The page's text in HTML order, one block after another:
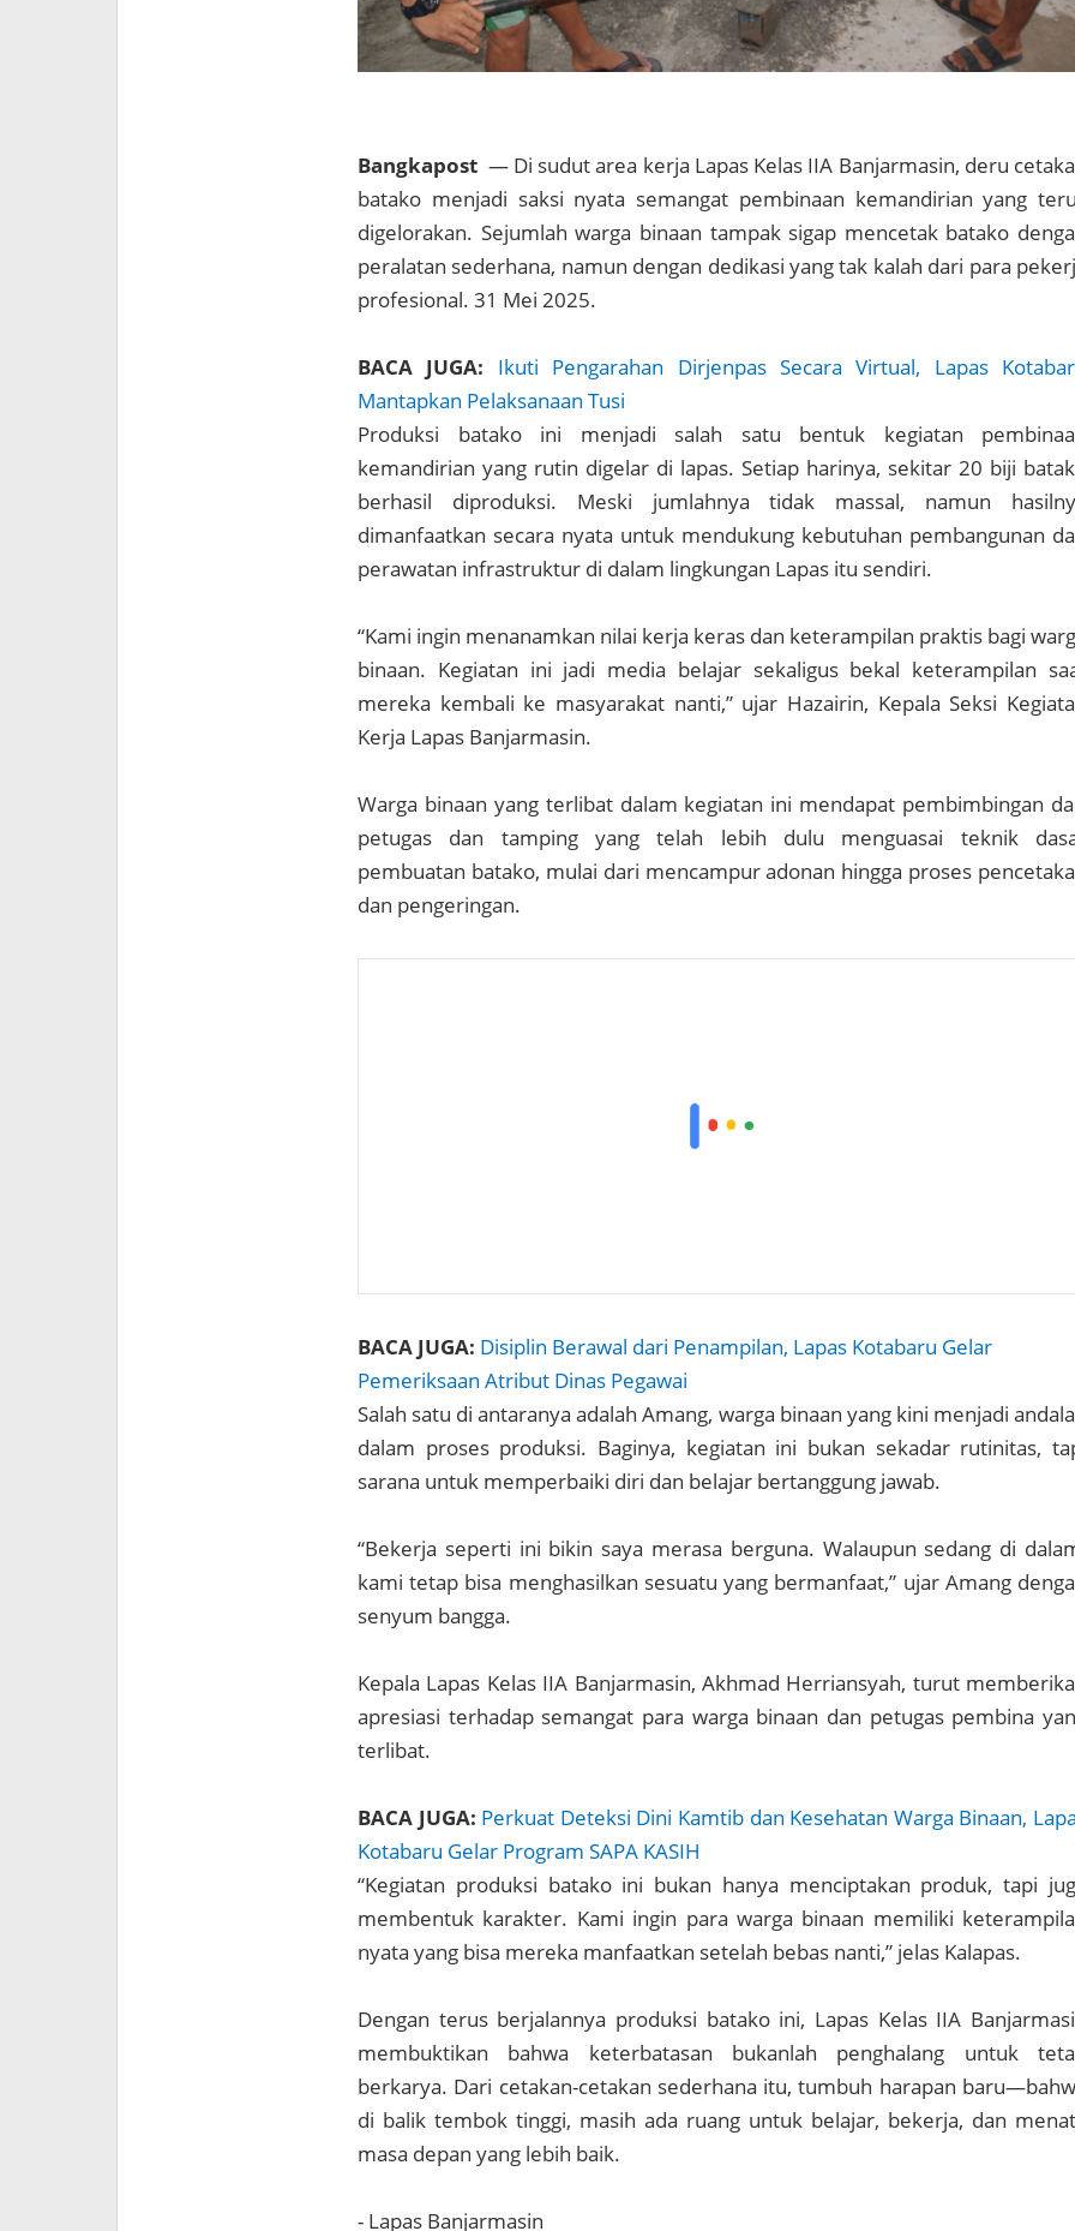
Bangkapost — Di sudut area kerja Lapas Kelas IIA Banjarmasin, deru
batako menjadi saksi nyata semangat pembinaan kemandirian yang
digelorakan. Sejumlah warga binaan tampak sigap mencetak batako
peralatan sederhana, namun dengan dedikasi yang tak kalah dari para
profesional. 31 Mei 2025.
BACA JUGA:
Ikuti Pengarahan Dirjenpas Secara Virtual, Lapas
Mantapkan Pelaksanaan Tusi
Produksi batako ini menjadi salah satu bentuk kegiatan
kemandirian yang rutin digelar di lapas. Setiap harinya, sekitar 20 biji
berhasil diproduksi. Meski jumlahnya tidak massal, namun
dimanfaatkan secara nyata untuk mendukung kebutuhan pembangunan
perawatan infrastruktur di dalam lingkungan Lapas itu sendiri.
“Kami ingin menanamkan nilai kerja keras dan keterampilan praktis bagi
binaan. Kegiatan ini jadi media belajar sekaligus bekal keterampilan
mereka kembali ke masyarakat nanti,” ujar Hazairin, Kepala Seksi
Kerja Lapas Banjarmasin.
Warga binaan yang terlibat dalam kegiatan ini mendapat pembimbingan
petugas dan tamping yang telah lebih dulu menguasai teknik
pembuatan batako, mulai dari mencampur adonan hingga proses
dan pengeringan.
BACA JUGA: Disiplin Berawal dari Penampilan, Lapas Kotabaru Gelar
Pemeriksaan Atribut Dinas Pegawai
Salah satu di antaranya adalah Amang, warga binaan yang kini menjadi
dalam proses produksi. Baginya, kegiatan ini bukan sekadar rutinitas,
sarana untuk memperbaiki diri dan belajar bertanggung jawab.
“Bekerja seperti ini bikin saya merasa berguna. Walaupun sedang di
kami tetap bisa menghasilkan sesuatu yang bermanfaat,” ujar Amang
senyum bangga.
Kepala Lapas Kelas IIA Banjarmasin, Akhmad Herriansyah, turut
apresiasi terhadap semangat para warga binaan dan petugas pembina
terlibat.
BACA JUGA: Perkuat Deteksi Dini Kamtib dan Kesehatan Warga Binaan,
Kotabaru Gelar Program SAPA KASIH
“Kegiatan produksi batako ini bukan hanya menciptakan produk, tapi
membentuk karakter. Kami ingin para warga binaan memiliki
nyata yang bisa mereka manfaatkan setelah bebas nanti,” jelas Kalapas.
Dengan terus berjalannya produksi batako ini, Lapas Kelas IIA
membuktikan bahwa keterbatasan bukanlah penghalang untuk
berkarya. Dari cetakan-cetakan sederhana itu, tumbuh harapan
di balik tembok tinggi, masih ada ruang untuk belajar, bekerja, dan
masa depan yang lebih baik.
- Lapas Banjarmasin